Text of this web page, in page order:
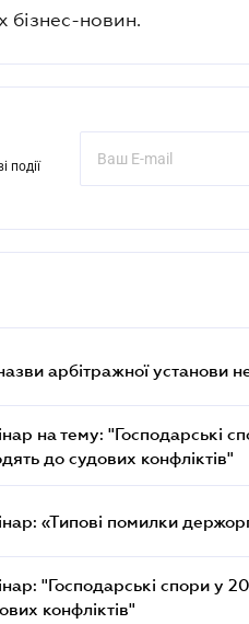
бізнес-новин.
події
арбітражної установи
на тему: "Господарські
до судових конфліктів"
«Типові помилки
"Господарські спори у
конфліктів"